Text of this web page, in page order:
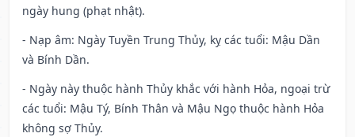
ngày hung (phạt nhật).
- Nạp âm: Ngày Tuyền Trung Thủy, kỵ các tuổi: Mậu Dần
và Bính Dần.
- Ngày này thuộc hành Thủy khắc với hành Hỏa, ngoại trừ
các tuổi: Mậu Tý, Bính Thân và Mậu Ngọ thuộc hành Hỏa
không sợ Thủy.